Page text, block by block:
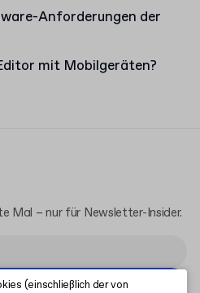
Anforderungen der
mit Mobilgeräten?
Mal – nur für Newsletter-Insider.
(einschließlich der von